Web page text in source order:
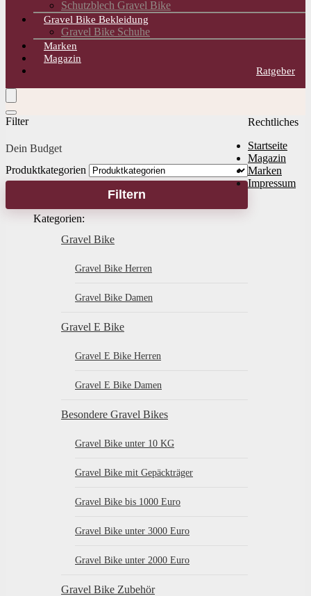
Schutzblech Gravel Bike
Gravel Bike Bekleidung
Gravel Bike Schuhe
Marken
Magazin
Ratgeber
Filter
Dein Budget
Produktkategorien
Filtern
Kategorien:
Gravel Bike
Gravel Bike Herren
Gravel Bike Damen
Gravel E Bike
Gravel E Bike Herren
Gravel E Bike Damen
Besondere Gravel Bikes
Gravel Bike unter 10 KG
Gravel Bike mit Gepäckträger
Gravel Bike bis 1000 Euro
Gravel Bike unter 3000 Euro
Gravel Bike unter 2000 Euro
Gravel Bike Zubehör
Rechtliches
Startseite
Magazin
Marken
Impressum